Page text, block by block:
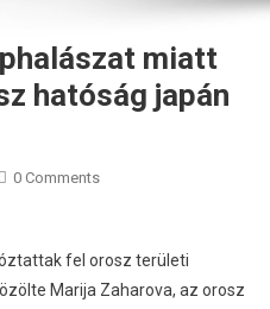
miatt
hatóság japán
0 Comments
fel orosz területi
Marija Zaharova, az orosz